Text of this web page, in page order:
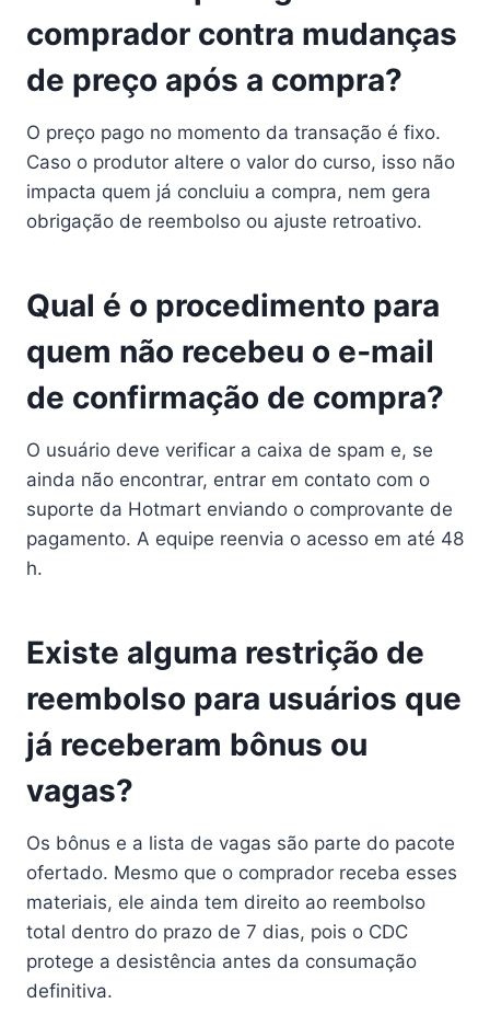
comprador contra mudanças
de preço após a compra?
O preço pago no momento da transação é fixo.
Caso o produtor altere o valor do curso, isso não
impacta quem já concluiu a compra, nem gera
obrigação de reembolso ou ajuste retroativo.
Qual é o procedimento para
quem não recebeu o e‑mail
de confirmação de compra?
O usuário deve verificar a caixa de spam e, se
ainda não encontrar, entrar em contato com o
suporte da Hotmart enviando o comprovante de
pagamento. A equipe reenvia o acesso em até 48
h.
Existe alguma restrição de
reembolso para usuários que
já receberam bônus ou
vagas?
Os bônus e a lista de vagas são parte do pacote
ofertado. Mesmo que o comprador receba esses
materiais, ele ainda tem direito ao reembolso
total dentro do prazo de 7 dias, pois o CDC
protege a desistência antes da consumação
definitiva.